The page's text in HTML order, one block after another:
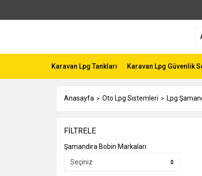
Karavan Lpg Tankları Karavan Lpg Güvenlik
Anasayfa Oto Lpg Sistemleri Lpg
FİLTRELE
Şamandıra Bobin Markaları